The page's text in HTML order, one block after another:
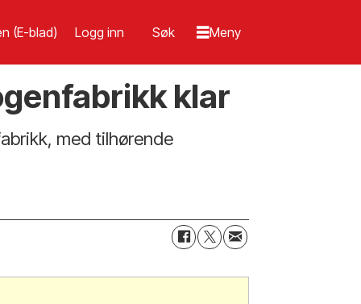
(E-blad) Logg inn
klar
med tilhørende